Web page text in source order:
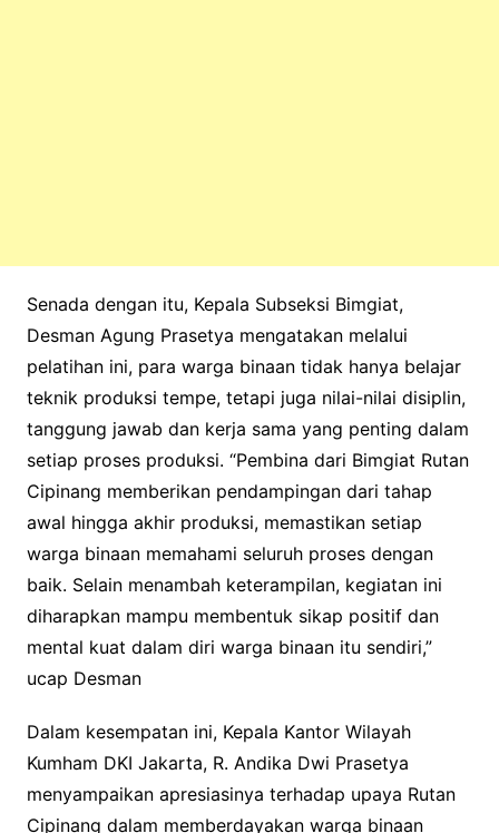
Senada dengan itu, Kepala Subseksi Bimgiat,
Desman Agung Prasetya mengatakan melalui
pelatihan ini, para warga binaan tidak hanya belajar
teknik produksi tempe, tetapi juga nilai-nilai disiplin,
tanggung jawab dan kerja sama yang penting dalam
setiap proses produksi. “Pembina dari Bimgiat Rutan
Cipinang memberikan pendampingan dari tahap
awal hingga akhir produksi, memastikan setiap
warga binaan memahami seluruh proses dengan
baik. Selain menambah keterampilan, kegiatan ini
diharapkan mampu membentuk sikap positif dan
mental kuat dalam diri warga binaan itu sendiri,”
ucap Desman
Dalam kesempatan ini, Kepala Kantor Wilayah
Kumham DKI Jakarta, R. Andika Dwi Prasetya
menyampaikan apresiasinya terhadap upaya Rutan
Cipinang dalam memberdayakan warga binaan